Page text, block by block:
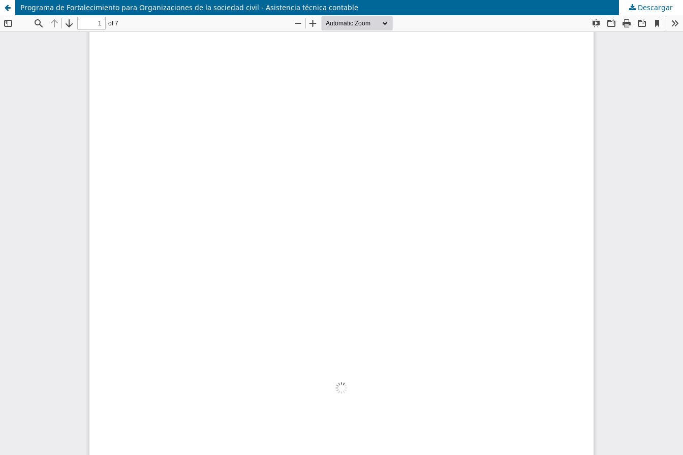
Programa de Fortalecimiento para Organizaciones de la sociedad civil - Asistencia técnica contable Descargar